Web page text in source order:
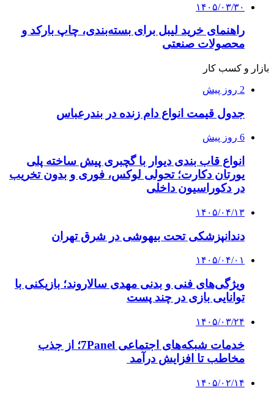
۱۴۰۵/۰۳/۳۰
راهنمای خرید لیبل برای بسته‌بندی، چاپ بارکد و
محصولات صنعتی
بازار و کسب کار
2 روز پیش
جدول قیمت انواع دام زنده در بندرعباس
6 روز پیش
انواع قاب بندی دیوار با گچبری پیش ساخته پلی
یورتان دکارت؛ تحولی لوکس، فوری و بدون تخریب
در دکوراسیون داخلی
۱۴۰۵/۰۴/۱۳
دندانپزشکی تحت بیهوشی در شرق تهران
۱۴۰۵/۰۴/۰۱
ویژگی‌های فنی و بدنی مهدی سالاروند؛ بازیکنی با
توانایی بازی در چند پست
۱۴۰۵/۰۳/۲۴
خدمات شبکه‌های اجتماعی 7Panel؛ از جذب
مخاطب تا افزایش درآمد
۱۴۰۵/۰۲/۱۴